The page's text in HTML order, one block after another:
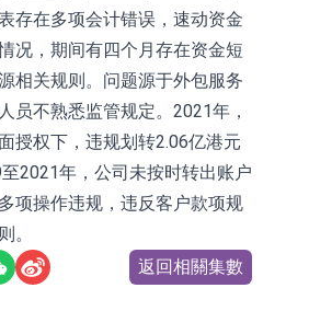
漲10.02%
股】CRO板塊拉升，藥康生物
漲19.99%
股】診斷服務板塊拉升，貝瑞
漲10.02%
」西麗湖路演社清華校友電
專場成功舉辦
管總局印發《廣告業統計調查
存在多项会计错误，速动资金
况，期间有四个月存在资金短
相关规则。问题源于外包服务
员不熟悉监管规定。2021年，
授权下，违规划转2.06亿港元
2021年，公司未按时转出账户
项操作违规，违反客户款项规
。
返回相關集數